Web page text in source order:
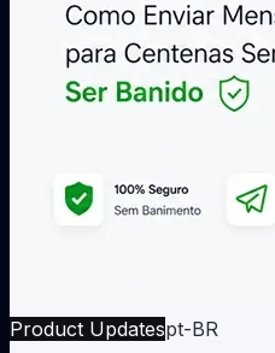
Product Updatespt-BR